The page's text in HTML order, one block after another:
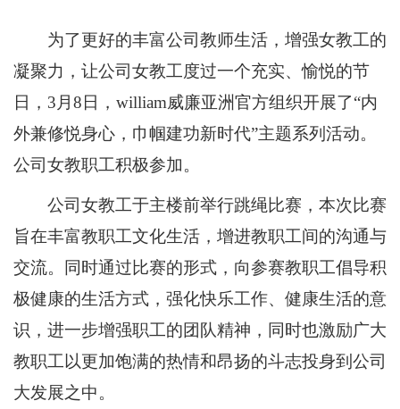
为了更好的丰富公司教师生活，增强女教工的
凝聚力，让公司女教工度过一个充实、愉悦的节
日，3月8日，william威廉亚洲官方组织开展了“内
外兼修悦身心，巾帼建功新时代”主题系列活动。
公司女教职工积极参加。
公司女教工于主楼前举行跳绳比赛，本次比赛
旨在丰富教职工文化生活，增进教职工间的沟通与
交流。同时通过比赛的形式，向参赛教职工倡导积
极健康的生活方式，强化快乐工作、健康生活的意
识，进一步增强职工的团队精神，同时也激励广大
教职工以更加饱满的热情和昂扬的斗志投身到公司
大发展之中。